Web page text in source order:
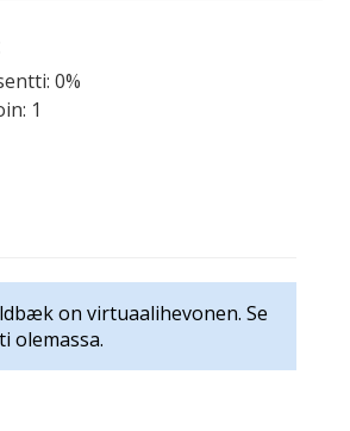
0%
1
on virtuaalihevonen. Se
olemassa.